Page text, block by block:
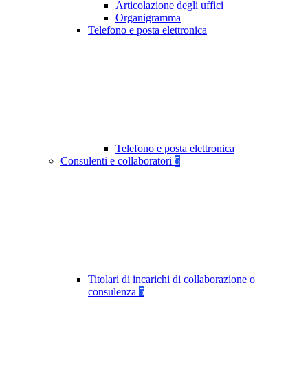
Articolazione degli uffici
Organigramma
Telefono e posta elettronica
Telefono e posta elettronica
Consulenti e collaboratori 5
Titolari di incarichi di collaborazione o
consulenza 5